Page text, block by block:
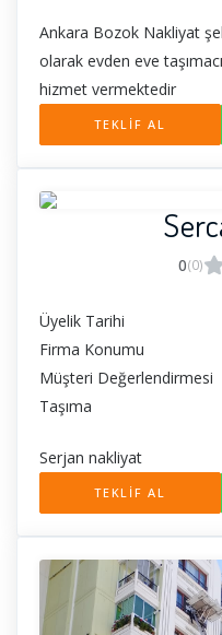
Ankara Bozok Nakliyat
olarak evden eve
hizmet vermektedir
TEKLİF AL
0(0)
Üyelik Tarihi
Firma Konumu
Müşteri Değerlendirmesi
Taşıma
Serjan nakliyat
TEKLİF AL